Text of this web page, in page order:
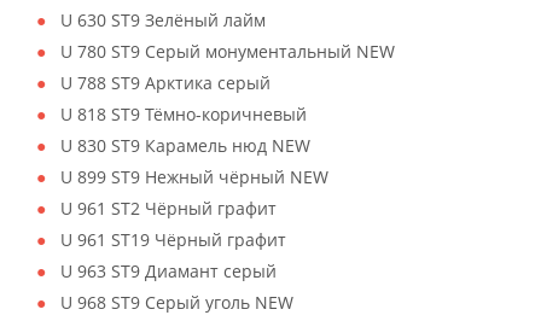
U 630 ST9 Зелёный лайм
U 780 ST9 Серый монументальный NEW
U 788 ST9 Арктика серый
U 818 ST9 Тёмно-коричневый
U 830 ST9 Карамель нюд NEW
U 899 ST9 Нежный чёрный NEW
U 961 ST2 Чёрный графит
U 961 ST19 Чёрный графит
U 963 ST9 Диамант серый
U 968 ST9 Серый уголь NEW